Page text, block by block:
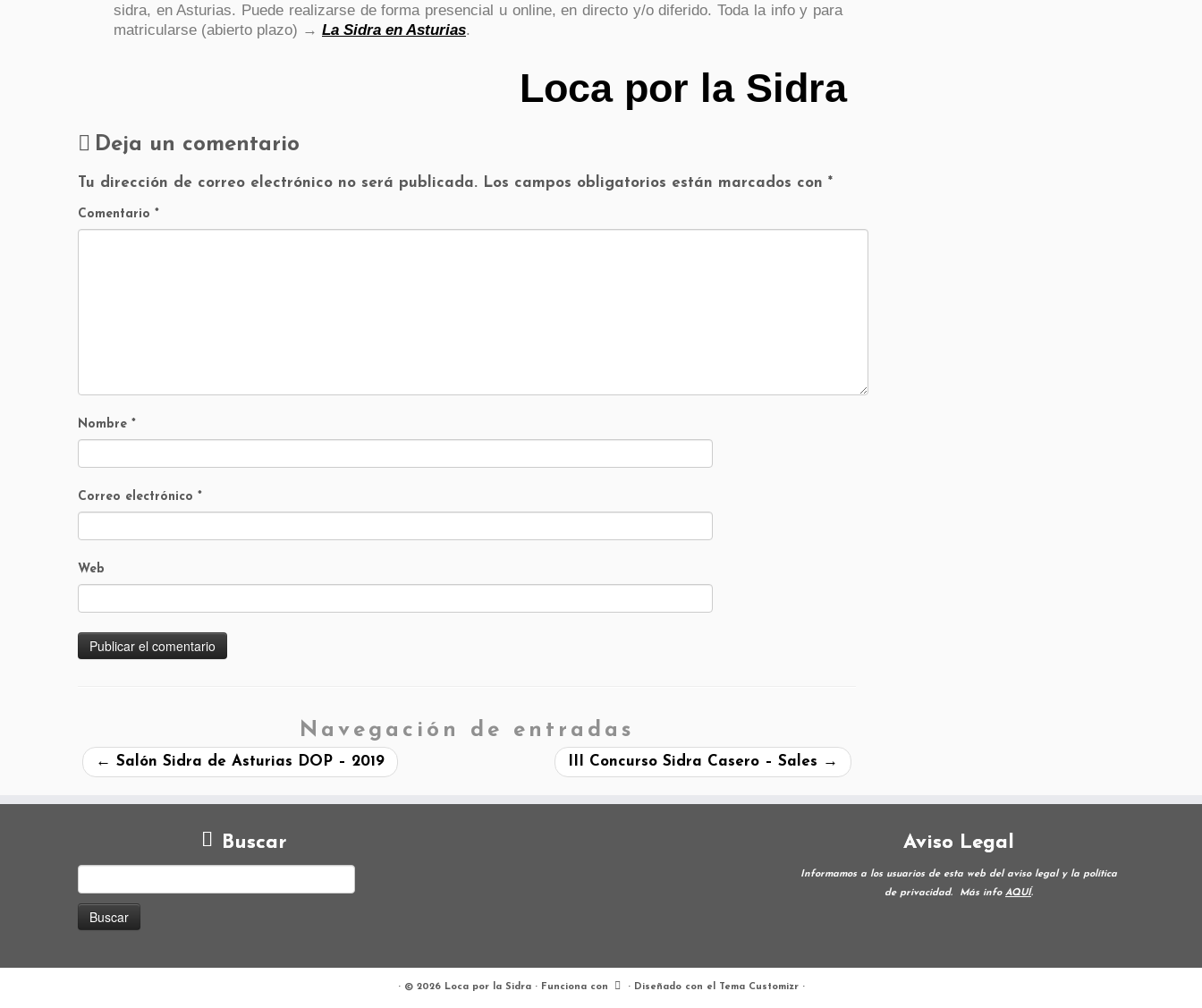
sidra, en Asturias. Puede realizarse de forma presencial u online, en directo y/o diferido. Toda la info y para
matricularse (abierto plazo) → La Sidra en Asturias.
Loca por la Sidra
Deja un comentario
Tu dirección de correo electrónico no será publicada. Los campos obligatorios están marcados con *
Comentario *
Nombre *
Correo electrónico *
Web
Navegación de entradas
← Salón Sidra de Asturias DOP – 2019 III Concurso Sidra Casero – Sales →
Buscar Aviso Legal
Informamos a los usuarios de esta web del aviso legal y la política
de privacidad. Más info AQUÍ.
· © 2026 Loca por la Sidra· Funciona con · Diseñado con el Tema Customizr·